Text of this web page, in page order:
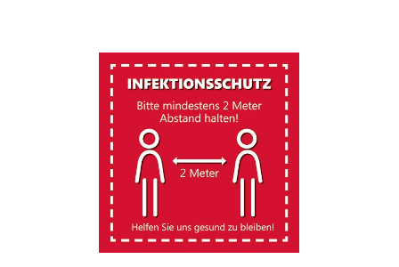
Bildergalerie überspringen